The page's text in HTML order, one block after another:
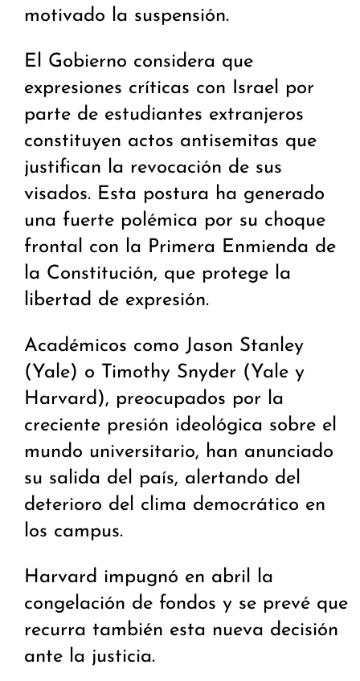
motivado la suspensión.
El Gobierno considera que
expresiones críticas con Israel por
parte de estudiantes extranjeros
constituyen actos antisemitas que
justifican la revocación de sus
visados. Esta postura ha generado
una fuerte polémica por su choque
frontal con la Primera Enmienda de
la Constitución, que protege la
libertad de expresión.
Académicos como Jason Stanley
(Yale) o Timothy Snyder (Yale y
Harvard), preocupados por la
creciente presión ideológica sobre el
mundo universitario, han anunciado
su salida del país, alertando del
deterioro del clima democrático en
los campus.
Harvard impugnó en abril la
congelación de fondos y se prevé que
recurra también esta nueva decisión
ante la justicia.